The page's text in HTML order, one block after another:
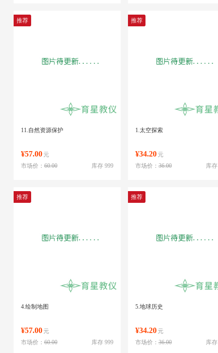
推荐
11.自然资源保护
¥57.00 元
库存 999
市场价：60.00
推荐
1.太空探索
¥34.20 元
库
市场价：36.00
推荐
4.绘制地图
¥57.00 元
库存 999
市场价：60.00
推荐
5.地球历史
¥34.20 元
库
市场价：36.00